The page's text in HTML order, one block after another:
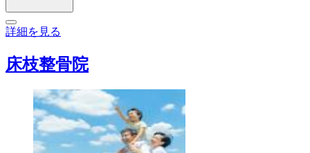
詳細を見る
床枝整骨院